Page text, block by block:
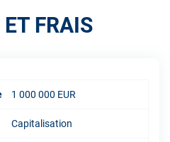
FRAIS
1 000 000 EUR
Capitalisation